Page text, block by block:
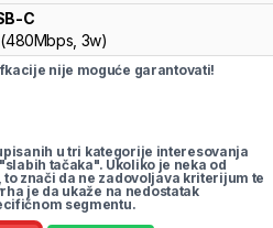
C
(480Mbps, 3w)
nije moguće garantovati!
u tri kategorije interesovanja
tačaka". Ukoliko je neka od
znači da ne zadovoljava kriterijum te
je da ukaže na nedostatak
segmentu.